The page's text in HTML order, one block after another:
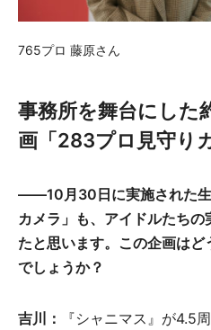
765プロ 藤原さん
事務所を舞台にした
画「283プロ見守り
――10月30日に実施された
カメラ」も、アイドルたち
たと思います。この企画は
でしょうか？
吉川：
『シャニマス』が4.5